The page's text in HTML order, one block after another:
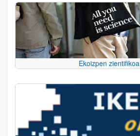
Ekoizpen zientifikoa